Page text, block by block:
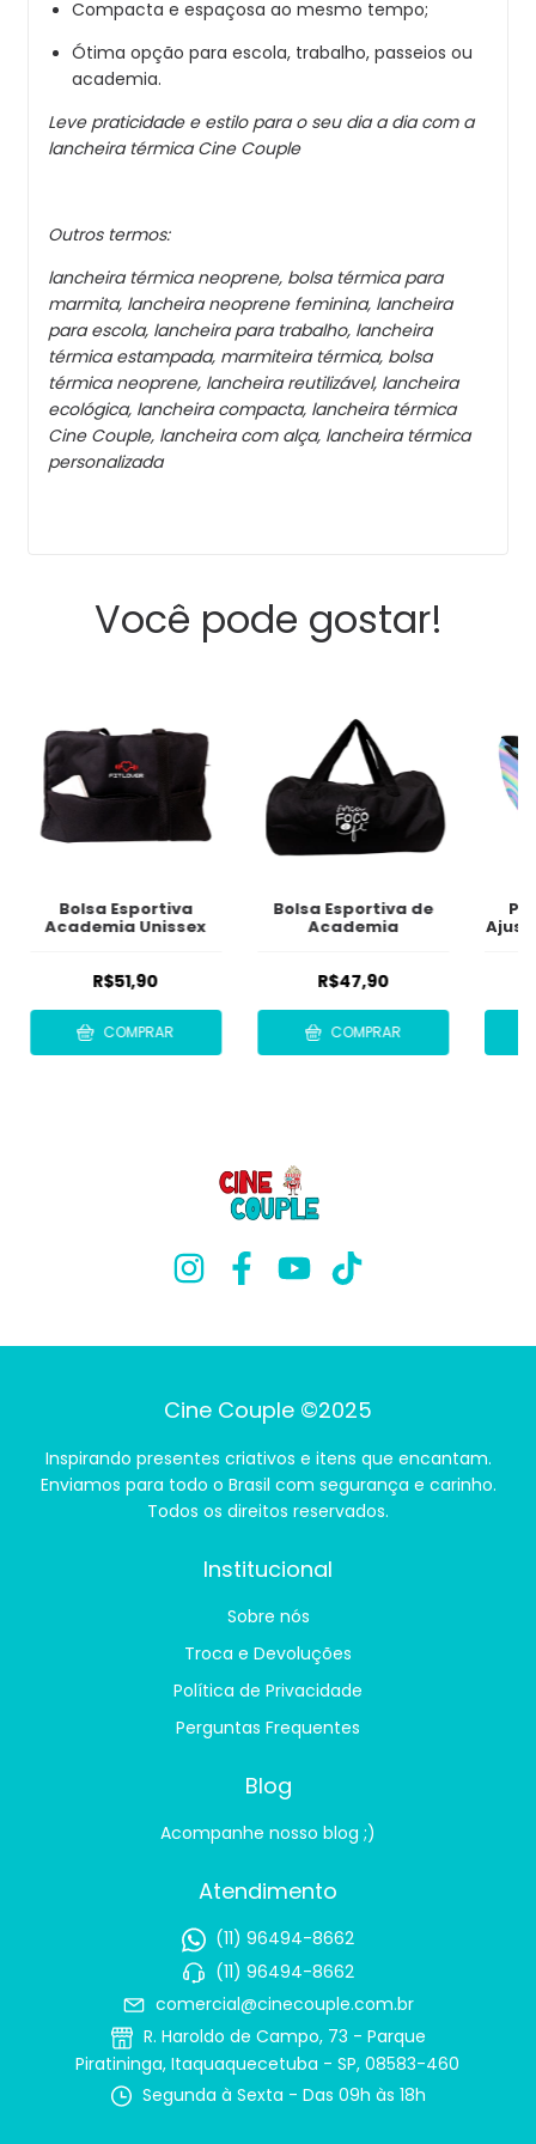
Compacta e espaçosa ao mesmo tempo;
Ótima opção para escola, trabalho, passeios ou
academia.
Leve praticidade e estilo para o seu dia a dia com a
lancheira térmica Cine Couple
Outros termos:
lancheira térmica neoprene, bolsa térmica para
marmita, lancheira neoprene feminina, lancheira
para escola, lancheira para trabalho, lancheira
térmica estampada, marmiteira térmica, bolsa
térmica neoprene, lancheira reutilizável, lancheira
ecológica, lancheira compacta, lancheira térmica
Cine Couple, lancheira com alça, lancheira térmica
personalizada
Você pode gostar!
Bolsa Esportiva
Academia Unissex
R$51,90
COMPRAR
Bolsa Esportiva de
Academia
R$47,90
COMPRAR
Cine Couple ©2025
Inspirando presentes criativos e itens que encantam.
Enviamos para todo o Brasil com segurança e carinho.
Todos os direitos reservados.
Institucional
Sobre nós
Troca e Devoluções
Política de Privacidade
Perguntas Frequentes
Blog
Acompanhe nosso blog ;)
Atendimento
(11) 96494-8662
(11) 96494-8662
comercial@cinecouple.com.br
R. Haroldo de Campo, 73 - Parque
Piratininga, Itaquaquecetuba - SP, 08583-460
Segunda à Sexta - Das 09h às 18h